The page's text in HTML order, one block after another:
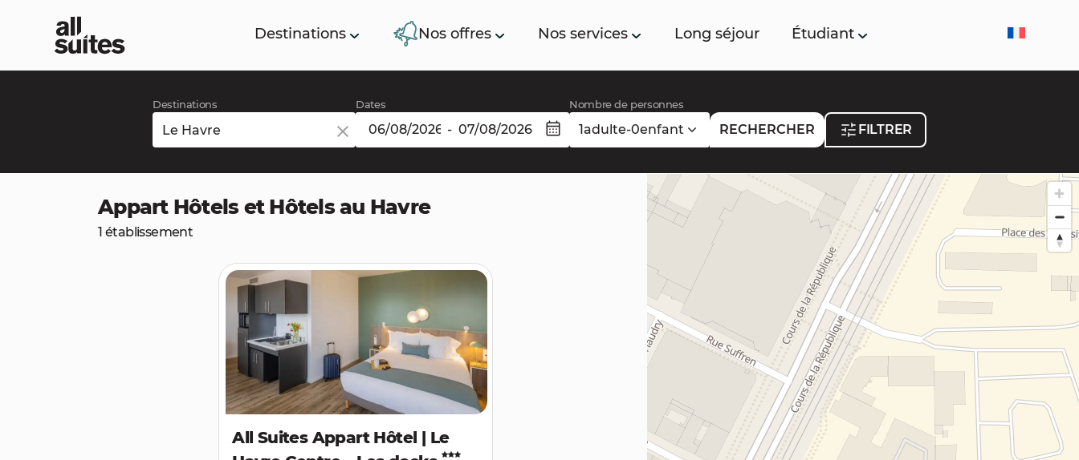
Destinations Nos offres Nos services Long séjour Étudiant
Destinations Dates
-
Nombre de personnes
1adulte-0enfant RECHERCHER FILTRER
Appart Hôtels et Hôtels au Havre
1 établissement
All Suites Appart Hôtel | Le